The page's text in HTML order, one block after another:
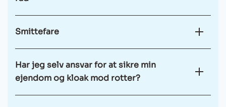
Smittefare
Har jeg selv ansvar for at sikre min
ejendom og kloak mod rotter?